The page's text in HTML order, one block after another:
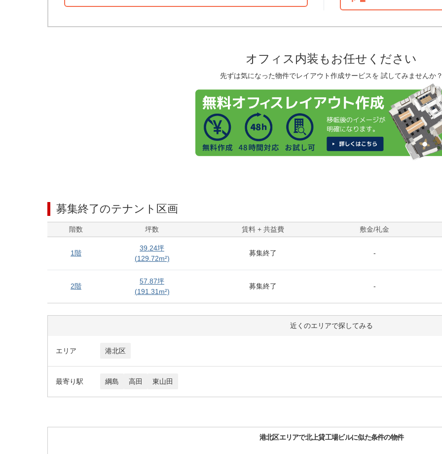
オフィス内装もお任せください
先ずは気になった物件でレイアウト作成サービスを 試してみませんか
募集終了のテナント区画
階数 坪数 賃料 + 共益費 敷金/礼金
1階
39.24坪
(129.72m²)
募集終了 -
2階
57.87坪
(191.31 m²)
募集終了 -
近くのエリアで探してみる
エリア 港北区
最寄り駅 綱島 高田 東山田
港北区エリアで北上貸工場ビルに似た条件の物件